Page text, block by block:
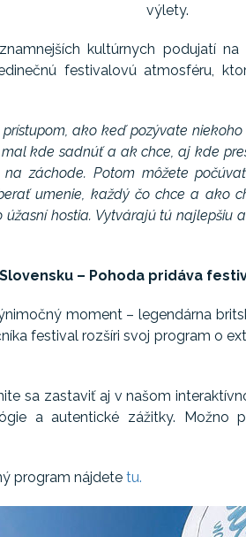
výlety.
kultúrnych podujatí
festivalovú atmosféru,
prístupom, ako keď pozývate
kde sadnúť a ak chce, aj kde
záchode. Potom môžete
umenie, každý čo chce a ako
hostia. Vytvárajú tú najlepšiu
– Pohoda pridáva
moment – legendárna
festival rozšíri svoj program o
sa zastaviť aj v našom
a autentické zážitky.
program nájdete tu.